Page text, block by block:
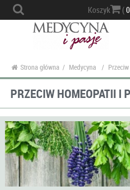
Koszyk (0
Strona główna / Medycyna /
PRZECIW HOMEOPATII I